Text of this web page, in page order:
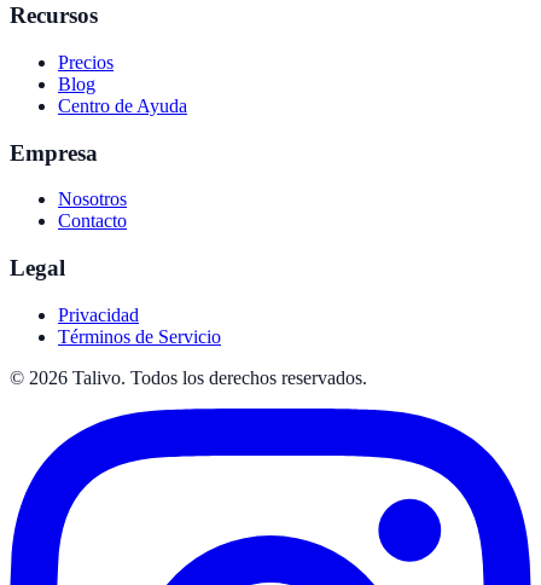
Recursos
Precios
Blog
Centro de Ayuda
Empresa
Nosotros
Contacto
Legal
Privacidad
Términos de Servicio
© 2026 Talivo. Todos los derechos reservados.